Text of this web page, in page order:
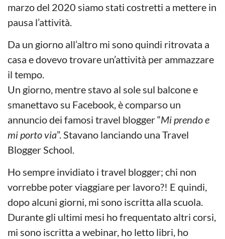
marzo del 2020 siamo stati costretti a mettere in
pausa l’attività.
Da un giorno all’altro mi sono quindi ritrovata a
casa e dovevo trovare un’attività per ammazzare
il tempo.
Un giorno, mentre stavo al sole sul balcone e
smanettavo su Facebook, è comparso un
annuncio dei famosi travel blogger “Mi prendo e
mi porto via”. Stavano lanciando una Travel
Blogger School.
Ho sempre invidiato i travel blogger; chi non
vorrebbe poter viaggiare per lavoro?! E quindi,
dopo alcuni giorni, mi sono iscritta alla scuola.
Durante gli ultimi mesi ho frequentato altri corsi,
mi sono iscritta a webinar, ho letto libri, ho